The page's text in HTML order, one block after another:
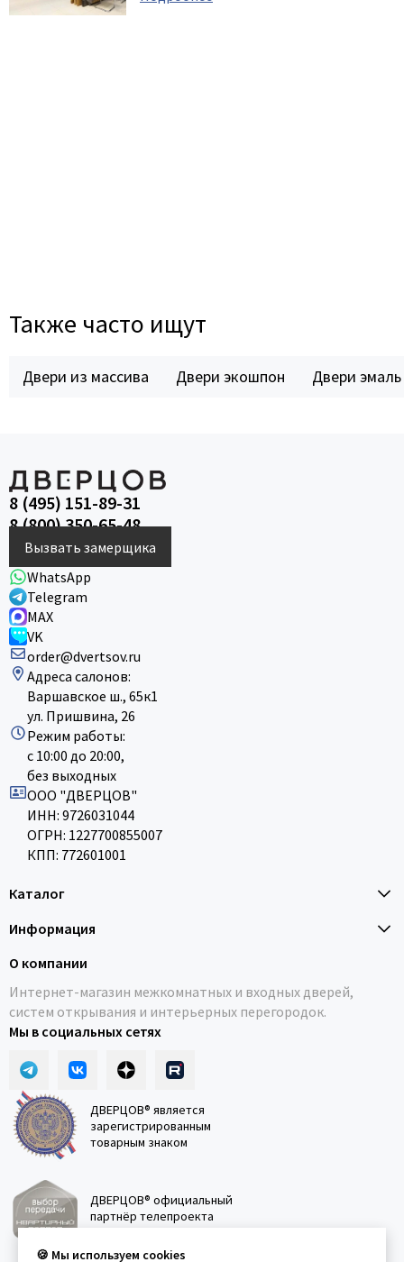
Также часто ищут
Двери из массива Двери экошпон Двери эмаль
8 (495) 151-89-31
8 (800) 350-65-48
Вызвать замерщика
WhatsApp
Telegram
MAX
VK
order@dvertsov.ru
Адреса салонов:
Варшавское ш., 65к1
ул. Пришвина, 26
Режим работы:
с 10:00 до 20:00,
без выходных
ООО "ДВЕРЦОВ"
ИНН: 9726031044
ОГРН: 1227700855007
КПП: 772601001
Каталог
Информация
О компании
Интернет-магазин межкомнатных и входных дверей,
систем открывания и интерьерных перегородок.
Мы в социальных сетях
ДВЕРЦОВ® является
зарегистрированным
товарным знаком
ДВЕРЦОВ® официальный
партнёр телепроекта
🍪 Мы используем cookies